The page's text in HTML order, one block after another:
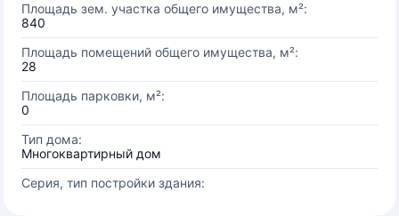
Площадь зем. участка общего имущества, м²:
840
Площадь помещений общего имущества, м²:
28
Площадь парковки, м²:
0
Тип дома:
Многоквартирный дом
Серия, тип постройки здания: